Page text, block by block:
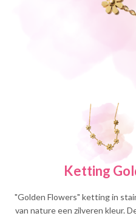
Ketting
"Golden Flowers" ketting in
van nature een zilveren kleur.